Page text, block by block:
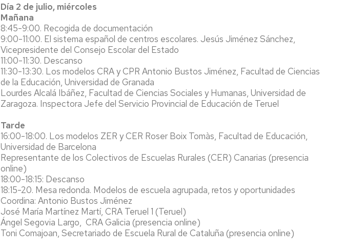
Día 2 de julio, miércoles
Mañana
8:45-9:00. Recogida de documentación
9:00-11:00. El sistema español de centros escolares. Jesús Jiménez Sánchez,
Vicepresidente del Consejo Escolar del Estado
11:00-11:30. Descanso
11:30-13:30. Los modelos CRA y CPR Antonio Bustos Jiménez, Facultad de Ciencias
de la Educación, Universidad de Granada
Lourdes Alcalá Ibáñez, Facultad de Ciencias Sociales y Humanas, Universidad de
Zaragoza. Inspectora Jefe del Servicio Provincial de Educación de Teruel
Tarde
16:00-18:00. Los modelos ZER y CER Roser Boix Tomàs, Facultad de Educación,
Universidad de Barcelona
Representante de los Colectivos de Escuelas Rurales (CER) Canarias (presencia
online)
18:00-18:15: Descanso
18:15-20. Mesa redonda. Modelos de escuela agrupada, retos y oportunidades
Coordina: Antonio Bustos Jiménez
José María Martínez Martí, CRA Teruel 1 (Teruel)
Ángel Segovia Largo, CRA Galicia (presencia online)
Toni Comajoan, Secretariado de Escuela Rural de Cataluña (presencia online)